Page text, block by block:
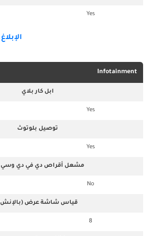
Yes
Infotainment
ابل كار بلاي
Yes
توصيل بلوتوث
Yes
مشعل أقراص دي في دي وسي
No
قياس شاشة عرض
8